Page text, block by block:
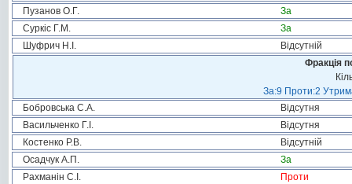
Пузанов О.Г.
За
Суркіс Г.М.
За
Шуфрич Н.І.
Відсутній
Фракція
За:9 Проти:2
Бобровська С.А.
Відсутня
Васильченко Г.І.
Відсутня
Костенко Р.В.
Відсутній
Осадчук А.П.
За
Рахманін С.І.
Проти